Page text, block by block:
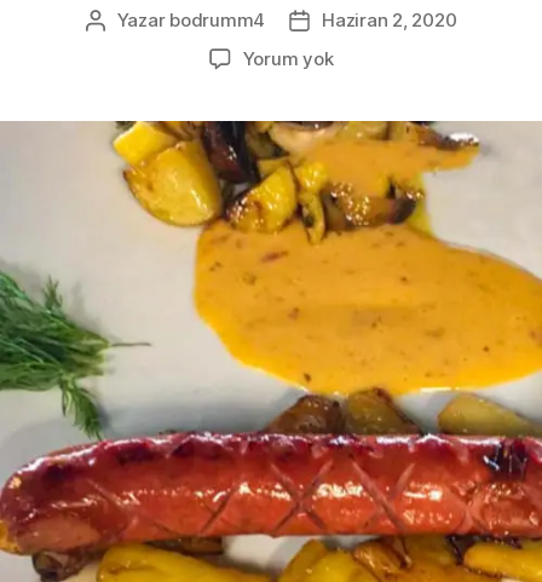
Yazar bodrumm4
Haziran 2, 2020
Yorum yok